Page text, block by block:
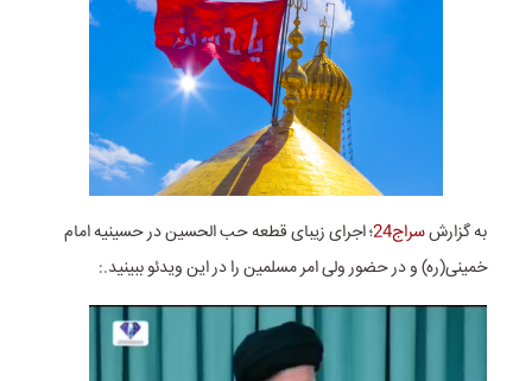
به گزارشسراج24
؛ اجرای زیبای قطعه حب الحسین در حسینیه امام
خمینی(ره) و در حضور ولی امر مسلمین را در این ویدئو ببینید.: